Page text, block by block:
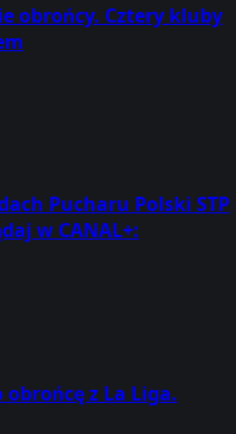
obrońcy. Cztery kluby
Pucharu Polski STP
w CANAL+:
obrońcę z La Liga.